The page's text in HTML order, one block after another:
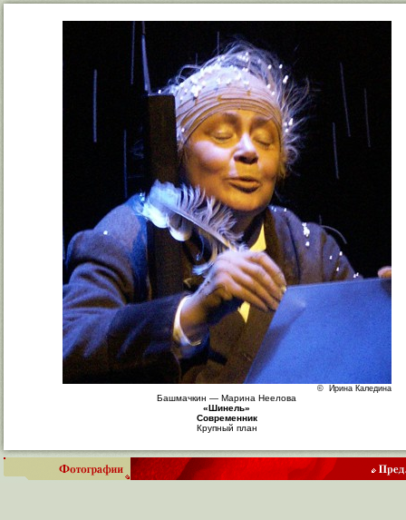
© Ирина Каледина
Башмачкин — Марина Неелова
«Шинель»
Современник
Крупный план